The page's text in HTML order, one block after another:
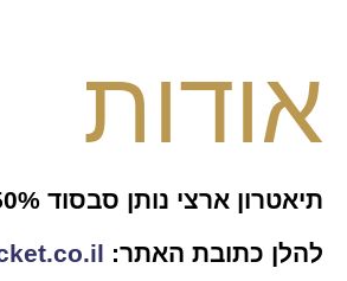
אודות
תיאטרון ארצי נותן סבסוד 50% לאזרחים ותיקים
להלן כתובת האתר: